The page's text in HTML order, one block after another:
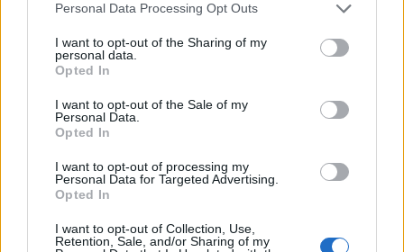
Personal Data Processing Opt Outs
I want to opt-out of the Sharing of my
personal data.
Opted In
I want to opt-out of the Sale of my
Personal Data.
Opted In
I want to opt-out of processing my
Personal Data for Targeted Advertising.
Opted In
I want to opt-out of Collection, Use,
Retention, Sale, and/or Sharing of my
DESIGN & INSPIRATION
SMART HOME & DEVICES
AUDIO/VISUAL
ΛΕΥΚΕΣ ΣΥΣΚΕΥΕΣ
ΜΙΚΡΟΣΥΣΚΕΥΕΣ
ΚΑΘΑΡΙΟΤΗΤΑ
PERSONAL CARE
HOME SECURITY
INDOOR
ΣΑΛΟΝΙ